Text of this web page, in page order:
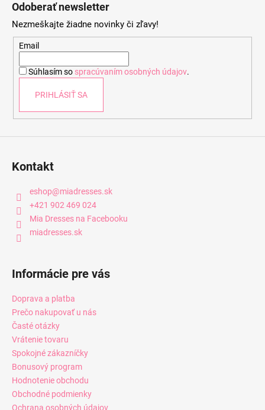
Odoberať newsletter
Nezmeškajte žiadne novinky či zľavy!
Email
Súhlasím so spracúvaním osobných údajov.
PRIHLÁSIŤ SA
Kontakt
eshop@miadresses.sk
+421 902 469 024
Mia Dresses na Facebooku
miadresses.sk
Informácie pre vás
Doprava a platba
Prečo nakupovať u nás
Časté otázky
Vrátenie tovaru
Spokojné zákazníčky
Bonusový program
Hodnotenie obchodu
Obchodné podmienky
Ochrana osobných údajov